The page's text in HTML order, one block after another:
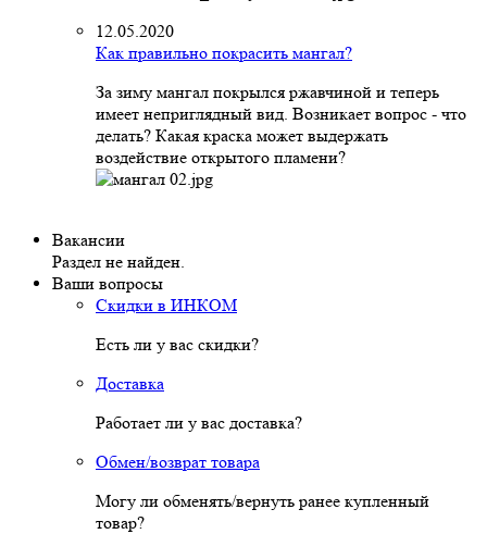
12.05.2020
Как правильно покрасить мангал?
За зиму мангал покрылся ржавчиной и теперь
имеет неприглядный вид. Возникает вопрос - что
делать? Какая краска может выдержать
воздействие открытого пламени?
Вакансии
Раздел не найден.
Ваши вопросы
Скидки в ИНКОМ
Есть ли у вас скидки?
Доставка
Работает ли у вас доставка?
Обмен/возврат товара
Могу ли обменять/вернуть ранее купленный
товар?